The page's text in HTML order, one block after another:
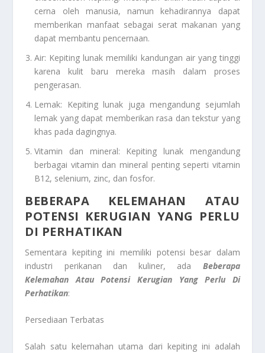
cerna oleh manusia, namun kehadirannya dapat
memberikan manfaat sebagai serat makanan yang
dapat membantu pencernaan.
Air: Kepiting lunak memiliki kandungan air yang tinggi
karena kulit baru mereka masih dalam proses
pengerasan.
Lemak: Kepiting lunak juga mengandung sejumlah
lemak yang dapat memberikan rasa dan tekstur yang
khas pada dagingnya.
Vitamin dan mineral: Kepiting lunak mengandung
berbagai vitamin dan mineral penting seperti vitamin
B12, selenium, zinc, dan fosfor.
BEBERAPA KELEMAHAN ATAU
POTENSI KERUGIAN YANG PERLU
DI PERHATIKAN
Sementara kepiting ini memiliki potensi besar dalam
industri perikanan dan kuliner, ada Beberapa
Kelemahan Atau Potensi Kerugian Yang Perlu Di
Perhatikan:
Persediaan Terbatas
Salah satu kelemahan utama dari kepiting ini adalah